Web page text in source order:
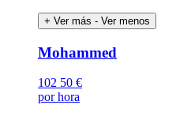
+ Ver más - Ver menos
Mohammed
102 50 €
por hora